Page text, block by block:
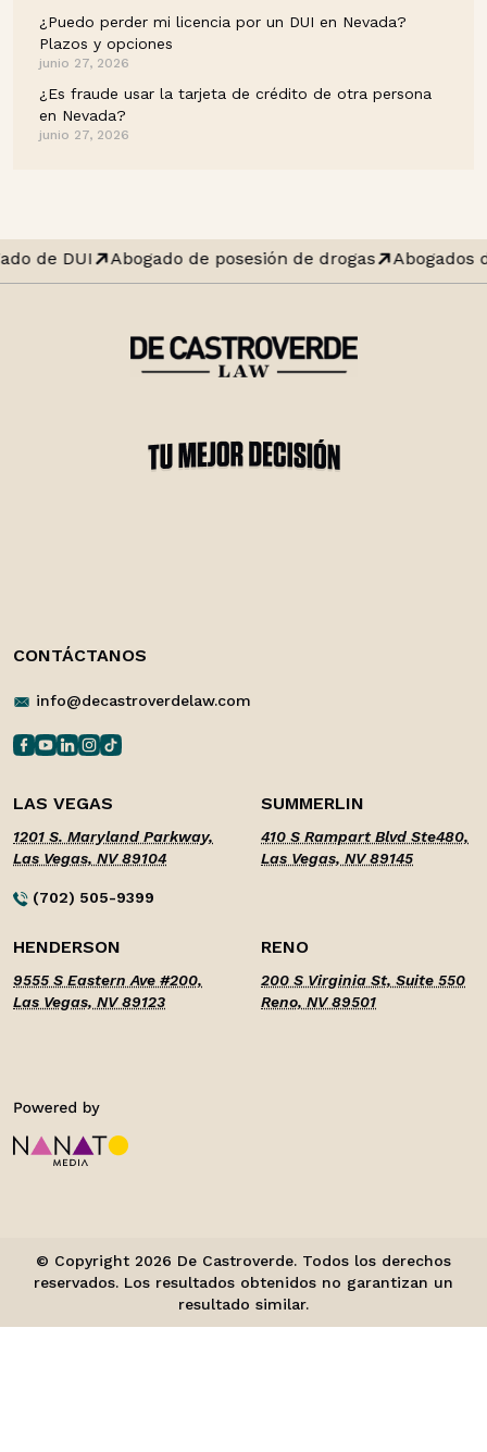
¿Puedo perder mi licencia por un DUI en Nevada?
Plazos y opciones
junio 27, 2026
¿Es fraude usar la tarjeta de crédito de otra persona
en Nevada?
junio 27, 2026
de DUI Abogado de posesión de drogas Abogados
CONTÁCTANOS
info@decastroverdelaw.com
LAS VEGAS
1201 S. Maryland Parkway,
Las Vegas, NV 89104
(702) 505-9399
SUMMERLIN
410 S Rampart Blvd Ste480,
Las Vegas, NV 89145
HENDERSON
9555 S Eastern Ave #200,
Las Vegas, NV 89123
RENO
200 S Virginia St, Suite 550
Reno, NV 89501
© Copyright 2026 De Castroverde. Todos los derechos
reservados. Los resultados obtenidos no garantizan un
resultado similar.